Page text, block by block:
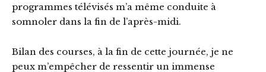
programmes télévisés m’a même conduite à
somnoler dans la fin de l’après-midi.
Bilan des courses, à la fin de cette journée, je ne
peux m’empêcher de ressentir un immense